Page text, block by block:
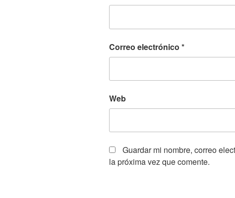
Correo electrónico *
Web
Guardar mi nombre, correo
la próxima vez que comente.